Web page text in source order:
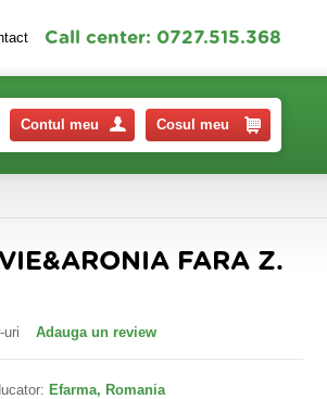
Call center: 0727.515.368
Contul meu Cosul meu
FARA Z.
uri Adauga un review
Efarma, Romania